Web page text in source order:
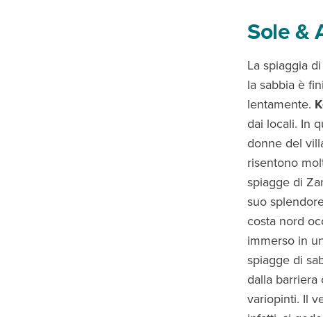
Sole &
La spiaggia
la sabbia è
lentamente.
dai locali. In
donne del
risentono
spiagge di
suo
costa nord
immerso in
spiagge di
dalla barriera
variopinti. Il